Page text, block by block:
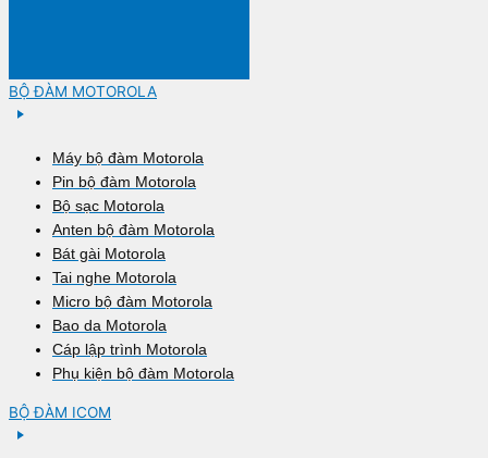
BỘ ĐÀM MOTOROLA
Máy bộ đàm Motorola
Pin bộ đàm Motorola
Bộ sạc Motorola
Anten bộ đàm Motorola
Bát gài Motorola
Tai nghe Motorola
Micro bộ đàm Motorola
Bao da Motorola
Cáp lập trình Motorola
Phụ kiện bộ đàm Motorola
BỘ ĐÀM ICOM